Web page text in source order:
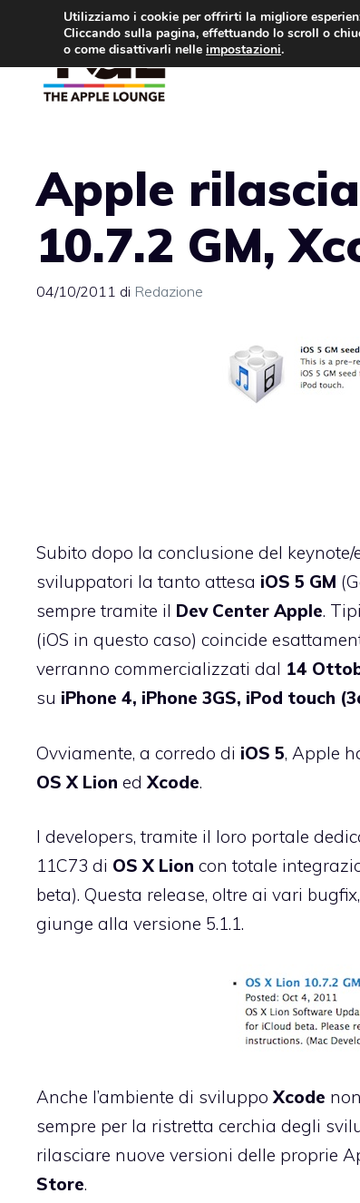
contenuto
Apple rilascia
10.7.2 GM,
04/10/2011 di Redazione
Subito dopo la conclusione del
sviluppatori la tanto attesa iOS 5 GM
sempre tramite il Dev Center Apple.
(iOS in questo caso) coincide
verranno commercializzati dal 14
su iPhone 4, iPhone 3GS, iPod touch
Ovviamente, a corredo di iOS 5, Apple
OS X Lion edXcode.
I developers, tramite il loro portale
11C73 di OS X Lion con totale
beta). Questa release, oltre ai vari
giunge alla versione 5.1.1.
Anche l’ambiente di sviluppoXcode
sempre per la ristretta cerchia degli
rilasciare nuove versioni delle proprie
Store.
Utilizziamo i cookie per offrirti la migliore
Cliccando sulla pagina, effettuando lo scroll o
o come disattivarli nelle impostazioni.